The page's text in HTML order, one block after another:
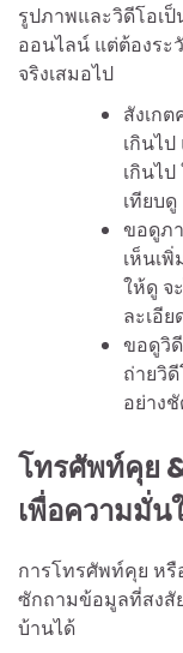
รูปภาพและวิดีโอเป็
ออนไลน์ แต่ต้องระ
จริงเสมอไป
สังเก
เกินไ
เกินไ
เทียบดู
ขอดูภ
เห็นเ
ให้ดู จ
ละเอีย
ขอดูวิ
ถ่ายวิ
อย่าง
โทรศัพท์คุย
เพื่อความมั่น
การโทรศัพท์คุย ห
ซักถามข้อมูลที่สงสั
บ้านได้